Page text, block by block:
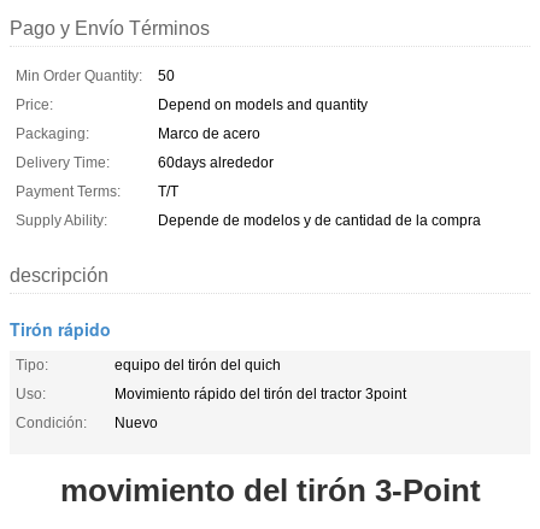
Pago y Envío Términos
Min Order Quantity:
50
Price:
Depend on models and quantity
Packaging:
Marco de acero
Delivery Time:
60days alrededor
Payment Terms:
T/T
Supply Ability:
Depende de modelos y de cantidad de la compra
descripción
Tirón rápido
Tipo:
equipo del tirón del quich
Uso:
Movimiento rápido del tirón del tractor 3point
Condición:
Nuevo
movimiento del tirón 3-Point